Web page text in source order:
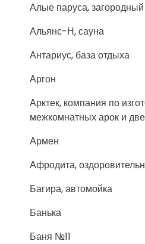
Алые паруса,
Альянс-Н, сауна
Антариус, база отдыха
Аргон
Арктек, компания по
межкомнатных арок и
Армен
Афродита,
Багира, автомойка
Банька
Баня №11